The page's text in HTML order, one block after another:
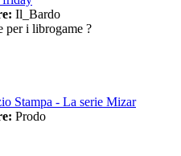
Il_Bardo
per i librogame ?
Stampa - La serie Mizar
Prodo